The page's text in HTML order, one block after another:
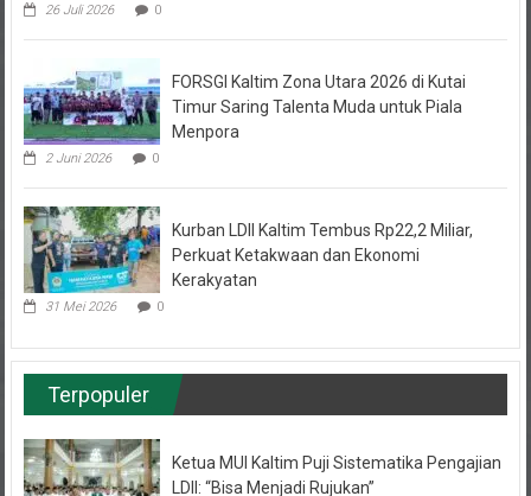
26 Juli 2026 0
FORSGI Kaltim Zona Utara 2026 di Kutai
Timur Saring Talenta Muda untuk Piala
Menpora
2 Juni 2026 0
Kurban LDII Kaltim Tembus Rp22,2 Miliar,
Perkuat Ketakwaan dan Ekonomi
Kerakyatan
31 Mei 2026 0
Terpopuler
Ketua MUI Kaltim Puji Sistematika Pengajian
LDII: “Bisa Menjadi Rujukan”